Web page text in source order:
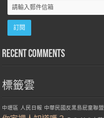
Recent Comments
標籤雲
中壢區 人民日報 中華民國反黑島屁童聯盟